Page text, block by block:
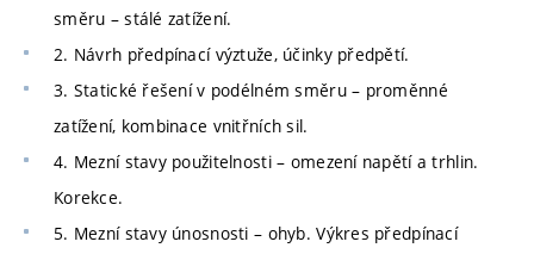
směru – stálé zatížení.
2. Návrh předpínací výztuže, účinky předpětí.
3. Statické řešení v podélném směru – proměnné
zatížení, kombinace vnitřních sil.
4. Mezní stavy použitelnosti – omezení napětí a trhlin.
Korekce.
5. Mezní stavy únosnosti – ohyb. Výkres předpínací